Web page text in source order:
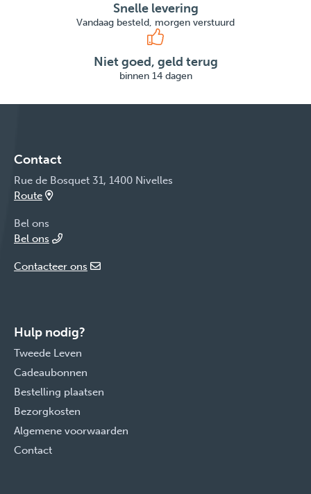
Snelle levering
Vandaag besteld, morgen verstuurd
Niet goed, geld terug
binnen 14 dagen
Contact
Rue de Bosquet 31, 1400 Nivelles
Route
Bel ons
Bel ons
Contacteer ons
Hulp nodig?
Tweede Leven
Cadeaubonnen
Bestelling plaatsen
Bezorgkosten
Algemene voorwaarden
Contact